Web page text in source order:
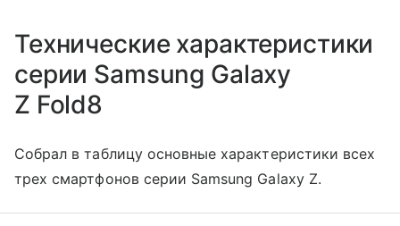
Технические характеристики
серии Samsung Galaxy
Z Fold8
Собрал в таблицу основные характеристики всех
трех смартфонов серии Samsung Galaxy Z.